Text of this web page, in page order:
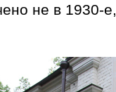
не в 1930-е,